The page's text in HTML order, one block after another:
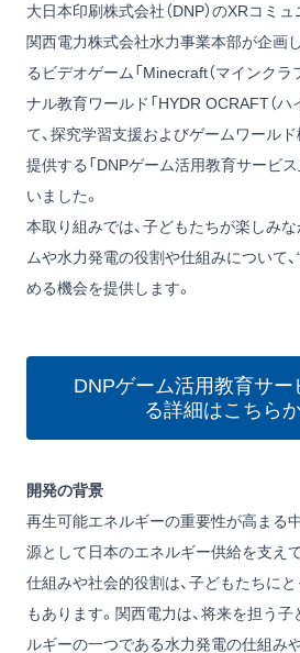
大日本印刷株式会社（DNP）のXRコミ
関西電力株式会社水力事業本部が企画
るビデオゲーム「Minecraft（マインクラ
ナル教育ワールド「HYDR OCRAFT（ハ
て、探究学習支援およびゲームワール
提供する「DNPゲーム活用教育サービ
いました。
本取り組みでは、子どもたちが楽しみ
ムや水力発電の役割や仕組みについて
める機会を提供します。
DNPゲーム活用教育サー
る詳細はこちら
開発の背景
再生可能エネルギーの重要性が高まる
源として日本のエネルギー供給を支え
仕組みや社会的役割は、子どもたちに
もあります。関西電力は、将来を担う
ルギーの一つである水力発電の仕組み